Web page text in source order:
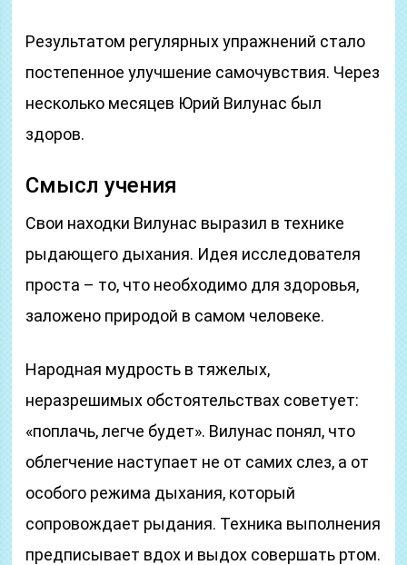
Результатом регулярных упражнений стало
постепенное улучшение самочувствия. Через
несколько месяцев Юрий Вилунас был
здоров.
Смысл учения
Свои находки Вилунас выразил в технике
рыдающего дыхания. Идея исследователя
проста – то, что необходимо для здоровья,
заложено природой в самом человеке.
Народная мудрость в тяжелых,
неразрешимых обстоятельствах советует:
«поплачь, легче будет». Вилунас понял, что
облегчение наступает не от самих слез, а от
особого режима дыхания, который
сопровождает рыдания. Техника выполнения
предписывает вдох и выдох совершать ртом.